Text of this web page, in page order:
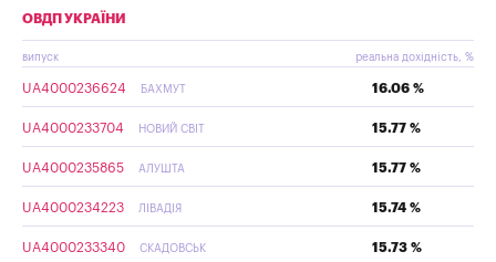
ОВДП УКРАЇНИ
випуск реальна дохідність, %
UA4000236624 БАХМУТ 16.06 %
UA4000233704 НОВИЙ СВІТ 15.77 %
UA4000235865 АЛУШТА 15.77 %
UA4000234223 ЛІВАДІЯ 15.74 %
UA4000233340 СКАДОВСЬК 15.73 %